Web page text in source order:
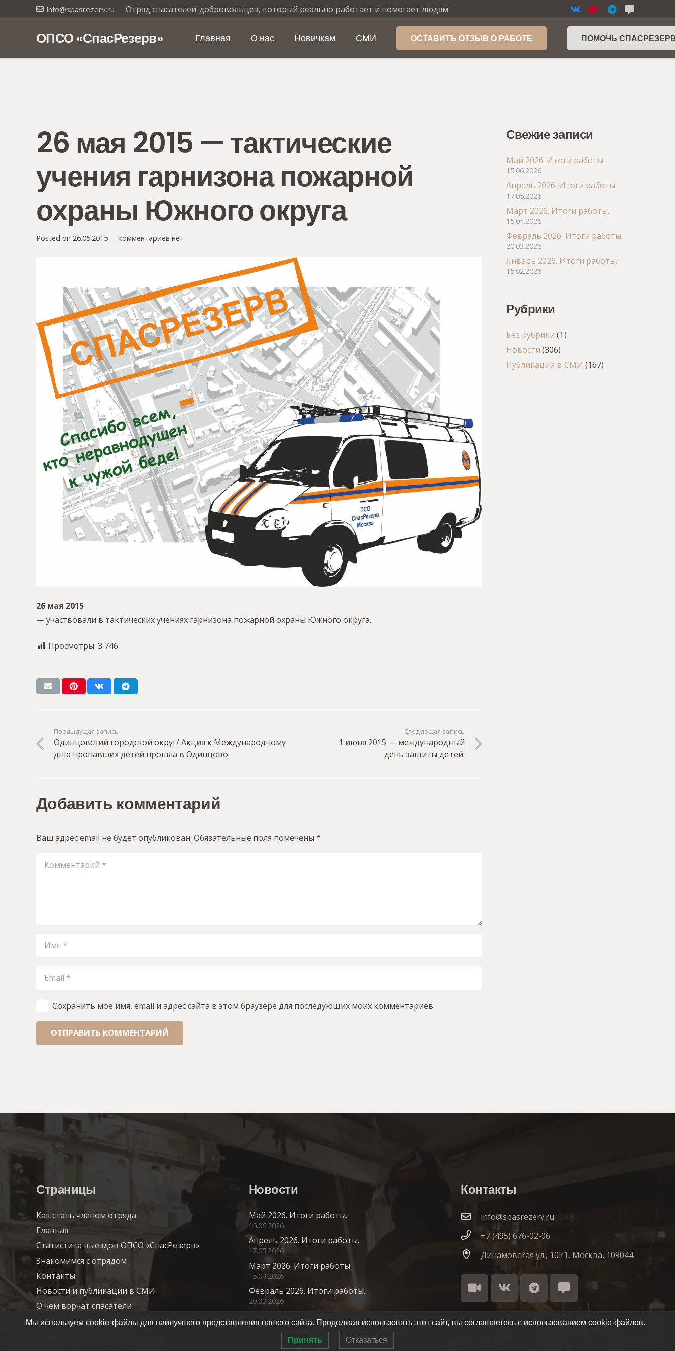
info@spasrezerv.ru Отряд спасателей-добровольцев, который реально работает и помогает людям
ОПСО «СпасРезерв» Главная О нас Новичкам СМИ ОСТАВИТЬ ОТЗЫВ О РАБОТЕ ПОМОЧЬ
26 мая 2015 — тактические
учения гарнизона пожарной
охраны Южного округа
Posted on 26.05.2015 Комментариев нет
26 мая 2015
— участвовали в тактических учениях гарнизона пожарной охраны Южного округа.
Просмотры: 3 746
Предыдущая запись
Одинцовский городской округ/ Акция к Международному
дню пропавших детей прошла в Одинцово
Следующая запись
1 июня 2015 — международный
день защиты детей.
Добавить комментарий
Ваш адрес email не будет опубликован. Обязательные поля помечены *
Сохранить моё имя, email и адрес сайта в этом браузере для последующих моих комментариев.
ОТПРАВИТЬ КОММЕНТАРИЙ
Свежие записи
Май 2026. Итоги работы.
15.06.2026
Апрель 2026. Итоги работы.
17.05.2026
Март 2026. Итоги работы.
15.04.2026
Февраль 2026. Итоги работы.
20.03.2026
Январь 2026. Итоги работы.
15.02.2026
Рубрики
Без рубрики (1)
Новости (306)
Публикации в СМИ (167)
Страницы
Как стать членом отряда
Главная
Статистика выездов ОПСО «СпасРезерв»
Знакомимся с отрядом
Контакты
Новости и публикации в СМИ
О чем ворчат спасатели
Благодарности, грамоты, добрые слова…
Новости
Май 2026. Итоги работы.
15.06.2026
Апрель 2026. Итоги работы.
17.05.2026
Март 2026. Итоги работы.
15.04.2026
Февраль 2026. Итоги работы.
20.03.2026
Контакты
info@spasrezerv.ru
+7 (495) 676-02-06
Динамовская ул., 10к1, Москва, 109044
Мы используем cookie-файлы для наилучшего представления нашего сайта. Продолжая использовать этот сайт, вы соглашаетесь с использованием cookie-файлов.
Принять Отказаться